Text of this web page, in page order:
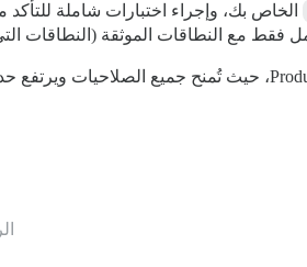
الخاص بك، وإجراء اختبارات شاملة للتأكد